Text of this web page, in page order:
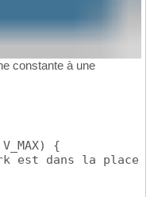
constante à une
{
est dans la